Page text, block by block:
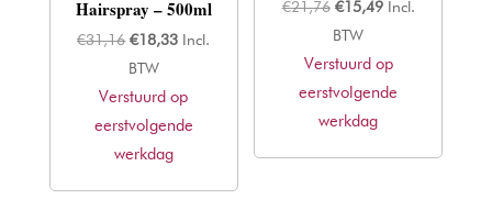
Hairspray – 500ml
€31,16 Oorspronkelijke
prijs
was:
€31,16.
€18,33Huidige
is:
€18,33.
Incl.
BTW
Verstuurd op
eerstvolgende
werkdag
€21,76 Oorspronkelijke
prijs
was:
€21,76.
€15,49Huidige
is:
€15,49.
Incl.
BTW
Verstuurd op
eerstvolgende
werkdag